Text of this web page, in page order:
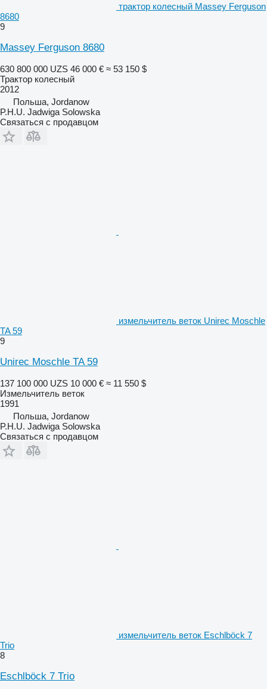
трактор колесный Massey Ferguson
8680
9
Massey Ferguson 8680
630 800 000 UZS 46 000 € ≈ 53 150 $
Трактор колесный
2012
Польша, Jordanow
P.H.U. Jadwiga Solowska
Связаться с продавцом
измельчитель веток Unirec Moschle
TA 59
9
Unirec Moschle TA 59
137 100 000 UZS 10 000 € ≈ 11 550 $
Измельчитель веток
1991
Польша, Jordanow
P.H.U. Jadwiga Solowska
Связаться с продавцом
измельчитель веток Eschlböck 7
Trio
8
Eschlböck 7 Trio